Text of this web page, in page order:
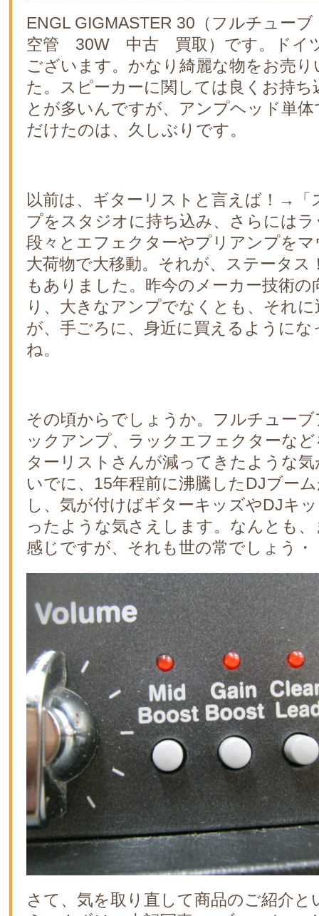
ENGL GIGMASTER 30（フルチュ
空管 30W 中古 買取）です。ドイ
ございます。かなり綺麗な物をお売
た。スピーカーに関しては良くお持ち
とが多いんですが、アンプヘッド単
だけたのは、久しぶりです。
以前は、ギターリストと言えば！→「
プをスタジオに持ち込み、さらには
段々とエフェクターやプリアンプを
大荷物で大移動。それが、ステータス
もありました。昨今のメーカー技術の
り、大きなアンプでなくとも、それ
が、手ごろに、身近に買えるように
ね。
その頃からでしょうか。フルチュー
ックアンプ、ラックエフェクターな
ターリストさんが減ってきたような
いでに、15年程前に沸騰したDJブー
し、気が付けばギターキッズやDJキ
ったような気さえします。なんとも
感じですが、それも世の常でしょう・
さて、気を取り直して商品のご紹介と